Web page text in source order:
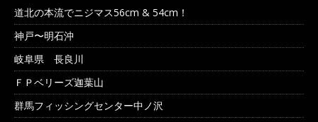
道北の本流でニジマス56cm & 54cm！
神戸〜明石沖
岐阜県 長良川
ＦＰベリーズ迦葉山
群馬フィッシングセンター中ノ沢